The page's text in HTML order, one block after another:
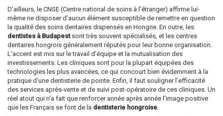
D’ailleurs, le CNSE (Centre national de soins à l’étranger) affirme lui-
même ne disposer d’aucun élément susceptible de remettre en question
la qualité des soins dentaires dispensés en Hongrie. En outre, les
dentistes à Budapestsont très souvent spécialisés, et les centres
dentaires hongrois généralement réputés pour leur bonne organisation.
L’accent est mis sur le travail d’équipe et la mutualisation des
investissements. Les cliniques sont pour la plupart équipées des
technologies les plus avancées, ce qui concourt bien évidemment à la
pratique d’une dentisterie de pointe. Enfin, il faut souligner l’efficacité
des services après-vente et de suivi post-opératoire de ces cliniques. Un
réel atout qui n’a fait que renforcer année après année l’image positive
que les Français se font de la dentisterie hongroise.